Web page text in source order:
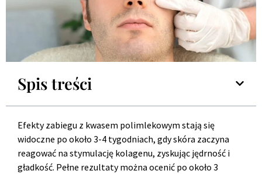
Spis treści
Efekty zabiegu z kwasem polimlekowym stają się
widoczne po około 3-4 tygodniach, gdy skóra zaczyna
reagować na stymulację kolagenu, zyskując jędrność i
gładkość. Pełne rezultaty można ocenić po około 3